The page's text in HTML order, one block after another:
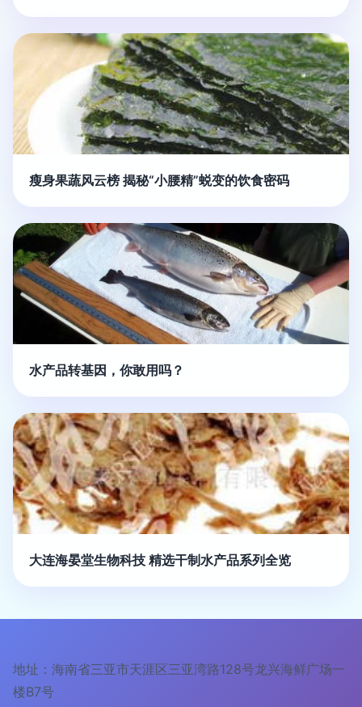
瘦身果蔬风云榜 揭秘“小腰精”蜕变的饮食密码
水产品转基因，你敢用吗？
大连海晏堂生物科技 精选干制水产品系列全览
地址：海南省三亚市天涯区三亚湾路128号龙兴海鲜广场一
楼B7号